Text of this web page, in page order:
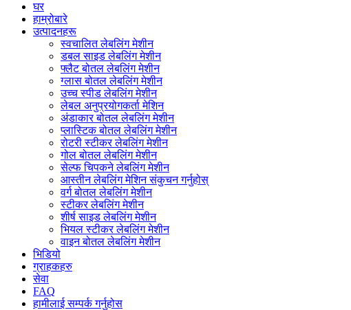
घर
हाम्रोबारे
उत्पादनहरू
स्वचालित लेबलिंग मेशीन
डबल साइड लेबलिंग मेशीन
फ्लैट बोतल लेबलिंग मेशीन
ग्लास बोतल लेबलिंग मेशीन
उच्च स्पीड लेबलिंग मेशीन
लेबल अनुप्रयोगकर्ता मेशिन
अंडाकार बोतल लेबलिंग मेशीन
प्लास्टिक बोतल लेबलिंग मेशीन
रोटरी स्टीकर लेबलिंग मेशीन
गोल बोतल लेबलिंग मेशीन
सेल्फ चिपकने लेबलिंग मेशीन
आस्तीन लेबलिंग मेशिन संकुचन गर्नुहोस्
वर्ग बोतल लेबलिंग मेशीन
स्टीकर लेबलिंग मेशीन
शीर्ष साइड लेबलिंग मेशीन
भियल स्टीकर लेबलिंग मेशीन
वाइन बोतल लेबलिंग मेशीन
भिडियो
ग्राहकहरु
सेवा
FAQ
हामीलाई सम्पर्क गर्नुहोस